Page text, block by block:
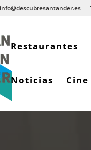
info@descubresantander.es
Restaurantes
Noticias Cine